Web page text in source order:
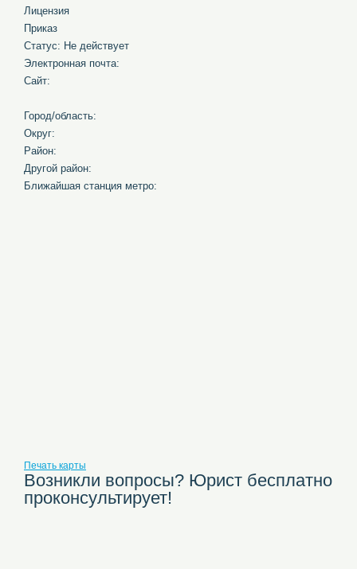
Лицензия
Приказ
Статус: Не действует
Электронная почта:
Сайт:
Город/область:
Округ:
Район:
Другой район:
Ближайшая станция метро:
Печать карты
Возникли вопросы? Юрист бесплатно
проконсультирует!